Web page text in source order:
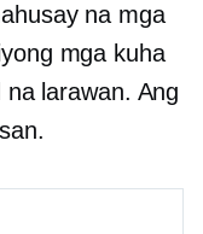
na mga
mga kuha
larawan. Ang